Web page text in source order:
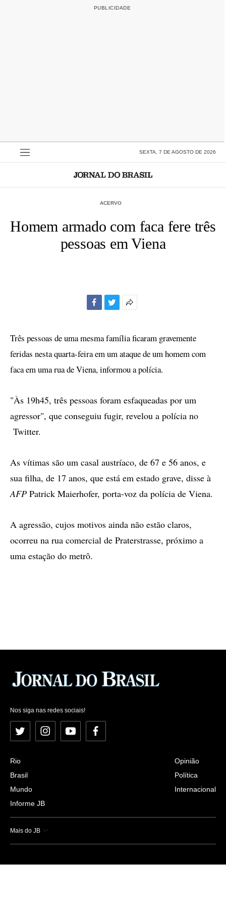
SEXTA, 7 DE AGOSTO DE 2026
ACERVO
Homem armado com faca fere três
pessoas em Viena
compartilhamento
Três pessoas de uma mesma família ficaram gravemente
feridas nesta quarta-feira em um ataque de um homem com
faca em uma rua de Viena, informou a polícia.
"Às 19h45, três pessoas foram esfaqueadas por um
agressor", que conseguiu fugir, revelou a polícia no
Twitter.
As vítimas são um casal austríaco, de 67 e 56 anos, e
sua filha, de 17 anos, que está em estado grave, disse à
AFP Patrick Maierhofer, porta-voz da polícia de Viena.
A agressão, cujos motivos ainda não estão claros,
ocorreu na rua comercial de Praterstrasse, próximo a
uma estação do metrô.
Nos siga nas redes sociais!
Twitter InstagramYouTubeFacebook
Rio
Brasil
Mundo
Informe JB
Opinião
Política
Internacional
Mais do JB
Esportes